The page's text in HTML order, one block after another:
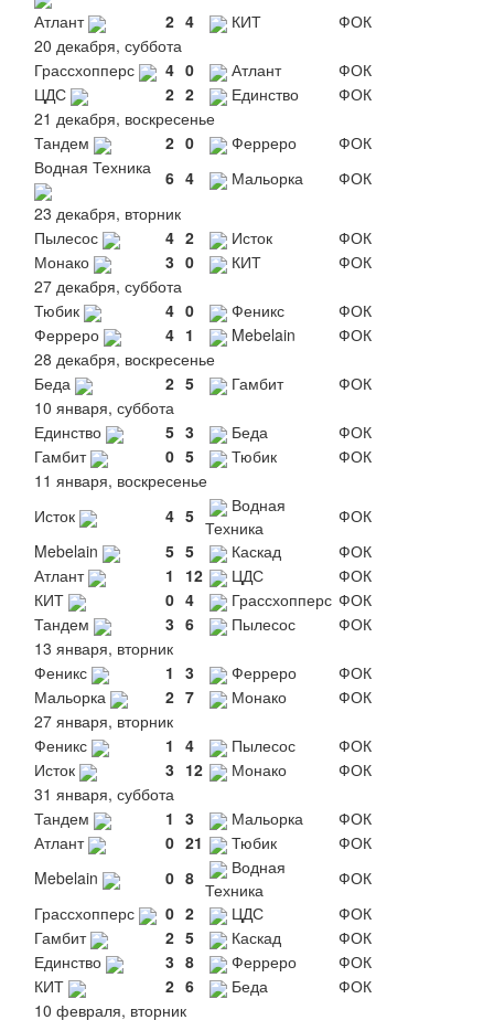
Атлант 2 4 КИТ
ФОК
20 декабря, суббота
Грассхопперс
4 0 Атлант
ФОК
ЦДС
2 2 Единство
ФОК
21 декабря, воскресенье
Тандем
2 0 Ферреро
ФОК
Водная Техника
6 4 Мальорка
ФОК
23 декабря, вторник
Пылесос
4 2 Исток
ФОК
Монако
3 0 КИТ
ФОК
27 декабря, суббота
Тюбик
4 0 Феникс
ФОК
Ферреро
4 1 Mebelain
ФОК
28 декабря, воскресенье
Беда
2 5 Гамбит
ФОК
10 января, суббота
Единство
5 3 Беда
ФОК
Гамбит
0 5 Тюбик
ФОК
11 января, воскресенье
Исток
4 5
Водная
Техника
ФОК
Mebelain
5 5 Каскад
ФОК
Атлант
1 12 ЦДС
ФОК
КИТ
0 4 Грассхопперс ФОК
Тандем
3 6 Пылесос
ФОК
13 января, вторник
Феникс
1 3 Ферреро
ФОК
Мальорка
2 7 Монако
ФОК
27 января, вторник
Феникс
1 4 Пылесос
ФОК
Исток
3 12 Монако
ФОК
31 января, суббота
Тандем
1 3 Мальорка
ФОК
Атлант
0 21 Тюбик
ФОК
Mebelain
0 8
Водная
Техника
ФОК
Грассхопперс
0 2 ЦДС
ФОК
Гамбит
2 5 Каскад
ФОК
Единство
3 8 Ферреро
ФОК
КИТ
2 6 Беда
ФОК
10 февраля, вторник